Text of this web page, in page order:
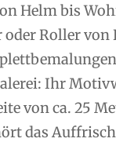
Helm bis
Roller von
Ihr
von ca. 25
das